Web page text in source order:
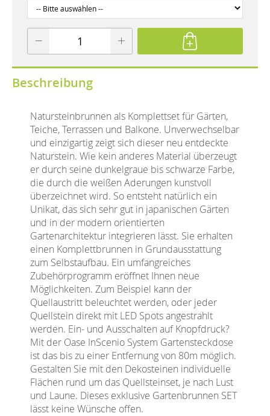
Beschreibung
Natursteinbrunnen als Komplettset für Gärten,
Teiche, Terrassen und Balkone. Unverwechselbar
und einzigartig zeigt sich dieser neu entdeckte
Naturstein. Wie kein anderes Material überzeugt
er durch seine dunkelgraue bis schwarze Farbe,
die durch die weißen Aderungen kunstvoll
überzeichnet wird. So entsteht natürlich ein
Unikat, das sich sehr gut in japanischen Gärten
und in der modern orientierten
Gartenarchitektur integrieren lässt. Sie erhalten
einen Komplettbrunnen in Grundausstattung
zum Selbstaufbau. Ein umfangreiches
Zubehörprogramm eröffnet Ihnen neue
Möglichkeiten. Zum Beispiel kann der
Quellaustritt beleuchtet werden, oder jeder
Quellstein direkt mit LED Spots angestrahlt
werden. Ein- und Ausschalten auf Knopfdruck?
Mit der Oase InScenio System Gartensteckdose
ist das bis zu einer Entfernung von 80m möglich.
Gestalten Sie mit den Dekosteinen individuelle
Flächen rund um das Quellsteinset, je nach Lust
und Laune. Dieses exklusive Gartenbrunnen SET
lässt keine Wünsche offen.